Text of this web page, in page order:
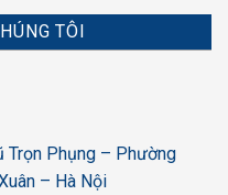
TÔI
Phụng – Phường
– Hà Nội